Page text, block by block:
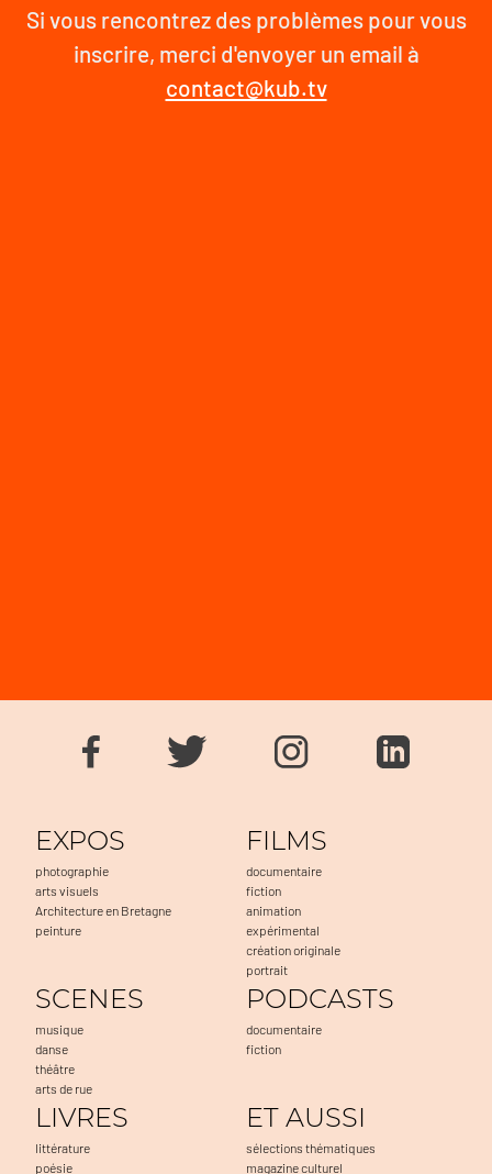
Si vous rencontrez des problèmes pour vous
inscrire, merci d'envoyer un email à
contact@kub.tv
EXPOS
photographie
arts visuels
Architecture en Bretagne
peinture
FILMS
documentaire
fiction
animation
expérimental
création originale
portrait
SCENES
musique
danse
théâtre
arts de rue
PODCASTS
documentaire
fiction
LIVRES
littérature
poésie
ET AUSSI
sélections thématiques
magazine culturel